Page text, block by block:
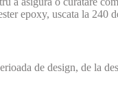
epoxy, uscata la 240
de design, de la